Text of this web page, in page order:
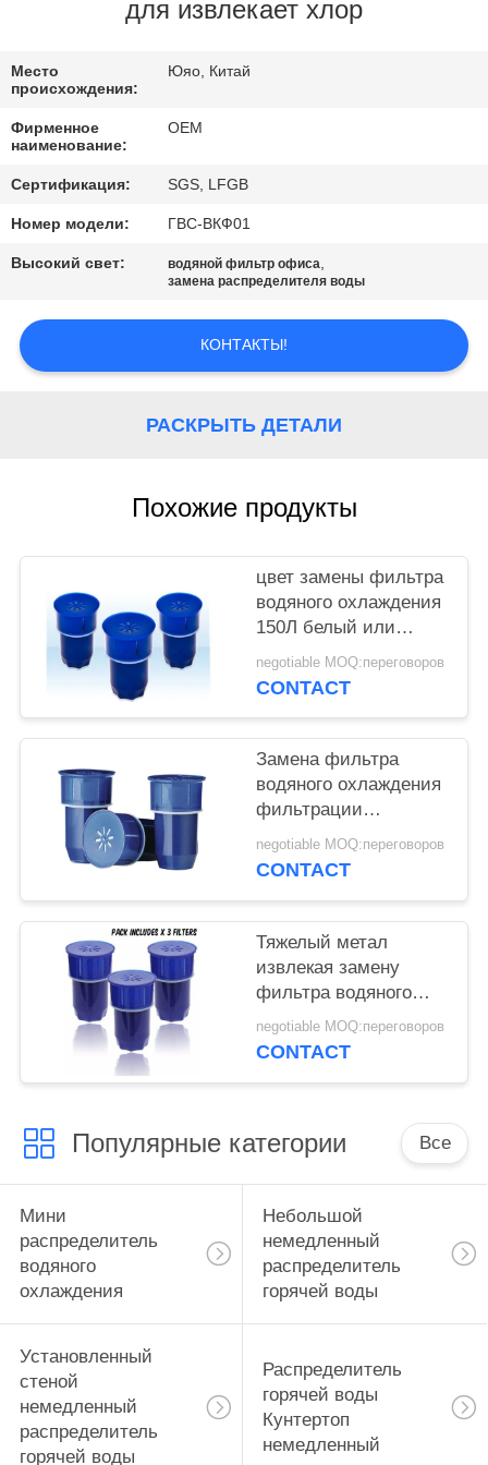
КАЧЕСТВА
СВЯЖИТЕСЬ
МЫ
СПРОСИТЕ
ЦИТАТУ
КАРТА
для извлекает хлор
Место
происхождения:
Юяо, Китай
Фирменное
наименование:
OEM
Сертификация: SGS, LFGB
Номер модели: ГВС-ВКФ01
Высокий свет: водяной фильтр офиса,
замена распределителя воды
КОНТАКТЫ!
РАСКРЫТЬ ДЕТАЛИ
Похожие продукты
цвет замены фильтра
водяного охлаждения
150Л белый или
голубой для кувшина
воды
negotiable MOQ:переговоров
CONTACT
Замена фильтра
водяного охлаждения
фильтрации
домочадца пре- с
хорошим фильтрующ
negotiable MOQ:переговоров
CONTACT
Тяжелый метал
извлекая замену
фильтра водяного
охлаждения для
водяного охлаждения
negotiable MOQ:переговоров
CONTACT
Популярные категории Все
Мини
распределитель
водяного
охлаждения
Небольшой
немедленный
распределитель
горячей воды
Установленный
стеной
немедленный
распределитель
горячей воды
Распределитель
горячей воды
Кунтертоп
немедленный